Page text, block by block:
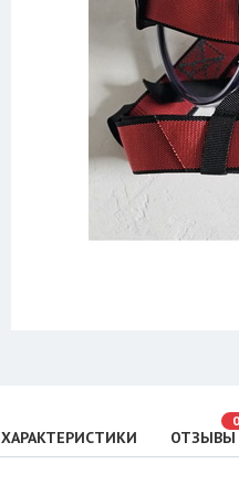
ХАРАКТЕРИСТИКИ ОТЗЫВЫ
0